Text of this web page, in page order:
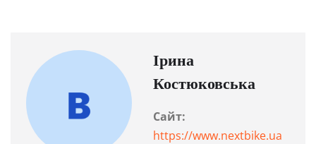
Ірина
Костюковська
Сайт:
https://www.nextbike.ua